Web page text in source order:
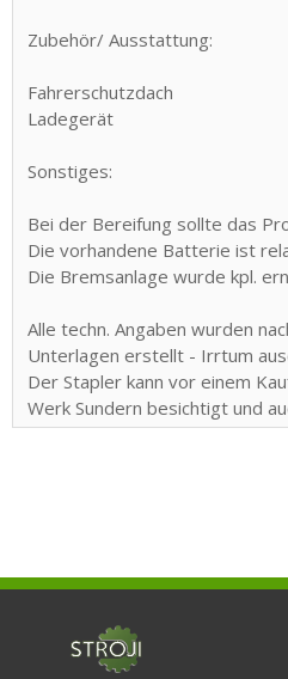
Zubehör/ Ausstattung:
Fahrerschutzdach
Ladegerät
Sonstiges:
Bei der Bereifung sollte das
Die vorhandene Batterie ist
Die Bremsanlage wurde kpl.
Alle techn. Angaben wurden
Unterlagen erstellt - Irrtum
Der Stapler kann vor einem
Werk Sundern besichtigt und